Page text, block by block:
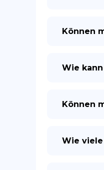
Können
Wie
Können
Wie